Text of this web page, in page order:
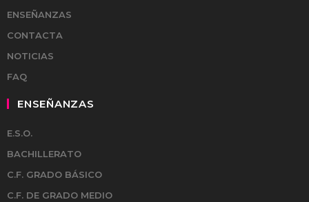
ENSEÑANZAS
CONTACTA
NOTICIAS
FAQ
ENSEÑANZAS
E.S.O.
BACHILLERATO
C.F. GRADO BÁSICO
C.F. DE GRADO MEDIO